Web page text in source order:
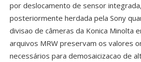
por deslocamento de sensor
posteriormente herdada pela Sony
divisao de câmeras da Konica Minolta
arquivos MRW preservam os valores
necessários para demosaicizacao de